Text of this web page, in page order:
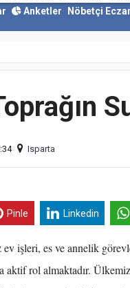
Anketler Nöbetçi
Isparta
Pinle Linkedin
ev işleri, es ve annelik
aktif rol almaktadır.